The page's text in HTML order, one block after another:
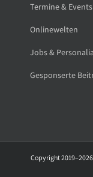
Termine & Events
Onlinewelten
Jobs & Personalia
Gesponserte
Copyright